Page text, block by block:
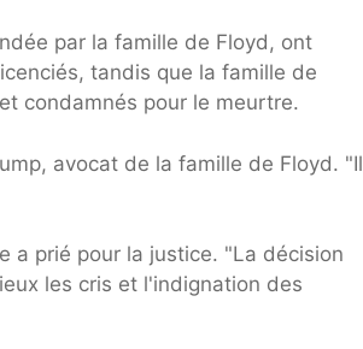
par la famille de Floyd, ont
tandis que la famille de
condamnés pour le meurtre.
avocat de la famille de Floyd. "Il
a prié pour la justice. "La décision
les cris et l'indignation des